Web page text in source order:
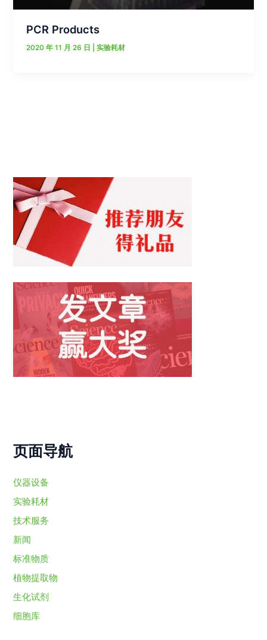
PCR Products
2020 年 11 月 26 日 |实验耗材
页面导航
仪器设备
实验耗材
技术服务
新闻
标准物质
植物提取物
生化试剂
细胞库